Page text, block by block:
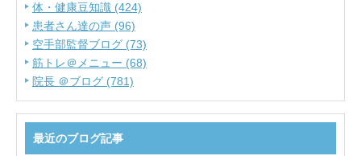
体・健康豆知識 (424)
患者さん達の声 (96)
空手部監督ブログ (73)
筋トレ＠メニュー (68)
院長 ＠ブログ (781)
最近のブログ記事